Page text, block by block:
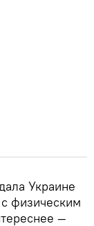
Украине
физическим
—